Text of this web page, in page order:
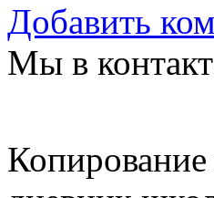
Добавить
Мы в
Копирование